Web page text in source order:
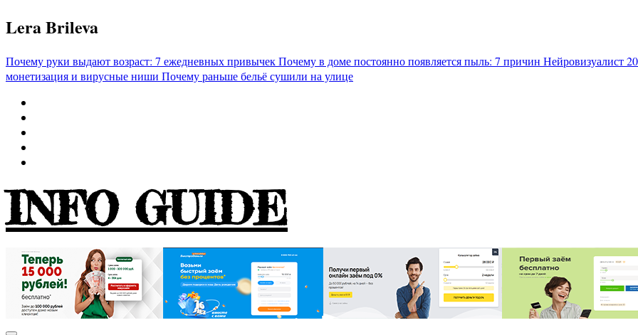
Перейти
к
Lera Brileva
Почему руки выдают возраст: 7 ежедневных привычекПочему в доме постоянно появляется пыль: 7 причин Нейровизуалист
монетизация и вирусные ниши Почему раньше бельё сушили на улице
INFO GUIDE